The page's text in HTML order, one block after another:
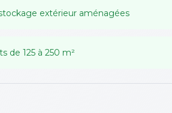
extérieur aménagées
de 125 à 250 m²